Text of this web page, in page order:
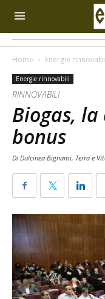
Home Energie
Energie rinnovabili
RINNOVABILI
Biogas,
bonus
Di Dulcinea Bignami, Terra e